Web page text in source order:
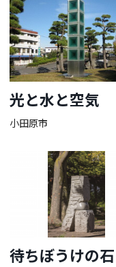
光と水と空気
小田原市
待ちぼうけの石